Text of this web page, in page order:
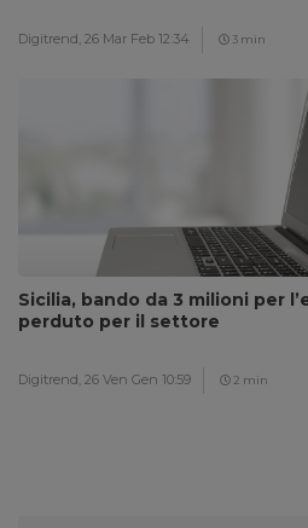
Digitrend, 26 Mar Feb 12:34 3 min
Sicilia, bando da 3 milioni per
perduto per il settore
Digitrend, 26 Ven Gen 10:59 2 min